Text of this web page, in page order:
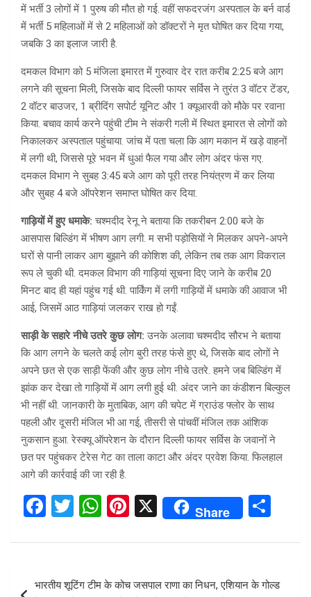
में भर्ती 3 लोगों में 1 पुरुष की मौत हो गई. वहीं सफदरजंग अस्पताल के बर्न वार्ड
में भर्ती 5 महिलाओं में से 2 महिलाओं को डॉक्टरों ने मृत घोषित कर दिया गया,
जबकि 3 का इलाज जारी है.
दमकल विभाग को 5 मंजिला इमारत में गुरुवार देर रात करीब 2:25 बजे आग
लगने की सूचना मिली, जिसके बाद दिल्ली फायर सर्विस ने तुरंत 3 वॉटर टेंडर,
2 वॉटर बाउजर, 1 ब्रीदिंग सपोर्ट यूनिट और 1 क्यूआरवी को मौके पर रवाना
किया. बचाव कार्य करने पहुंची टीम ने संकरी गली में स्थित इमारत से लोगों को
निकालकर अस्पताल पहुंचाया. जांच में पता चला कि आग मकान में खड़े वाहनों
में लगी थी, जिससे पूरे भवन में धुआं फैल गया और लोग अंदर फंस गए.
दमकल विभाग ने सुबह 3:45 बजे आग को पूरी तरह नियंत्रण में कर लिया
और सुबह 4 बजे ऑपरेशन समाप्त घोषित कर दिया.
गाड़ियों में हुए धमाके:चश्मदीद रेनू ने बताया कि तकरीबन 2:00 बजे के
आसपास बिल्डिंग में भीषण आग लगी. म सभी पड़ोसियों ने मिलकर अपने-अपने
घरों से पानी लाकर आग बुझाने की कोशिश की, लेकिन तब तक आग विकराल
रूप ले चुकी थी. दमकल विभाग की गाड़ियां सूचना दिए जाने के करीब 20
मिनट बाद ही यहां पहुंच गई थी. पार्किंग में लगी गाड़ियों में धमाके की आवाज भी
आई, जिसमें आठ गाड़ियां जलकर राख हो गईं.
साड़ी के सहारे नीचे उतरे कुछ लोग:उनके अलावा चश्मदीद सौरभ ने बताया
कि आग लगने के चलते कई लोग बुरी तरह फंसे हुए थे, जिसके बाद लोगों ने
अपने छत से एक साड़ी फेंकी और कुछ लोग नीचे उतरे. हमने जब बिल्डिंग में
झांक कर देखा तो गाड़ियों में आग लगी हुई थी. अंदर जाने का कंडीशन बिल्कुल
भी नहीं थी. जानकारी के मुताबिक, आग की चपेट में ग्राउंड फ्लोर के साथ
पहली और दूसरी मंजिल भी आ गई, तीसरी से पांचवीं मंजिल तक आंशिक
नुकसान हुआ. रेस्क्यू ऑपरेशन के दौरान दिल्ली फायर सर्विस के जवानों ने
छत पर पहुंचकर टेरेस गेट का ताला काटा और अंदर प्रवेश किया. फिलहाल
आगे की कार्रवाई की जा रही है.
F
ce
b
T
tt
er
W
at
s
Pi
er
X Share
ar
भारतीय शूटिंग टीम के कोच जसपाल राणा का निधन, एशियान के गोल्ड